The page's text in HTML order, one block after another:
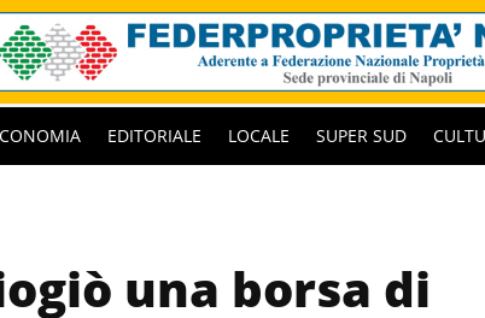
EDITORIALE LOCALE SUPER SUD
una borsa di